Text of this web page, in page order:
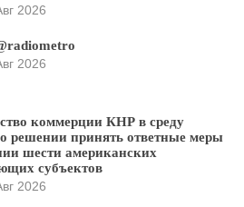
2026
2026
коммерции КНР в среду
решении принять ответные меры
шести американских
субъектов
2026